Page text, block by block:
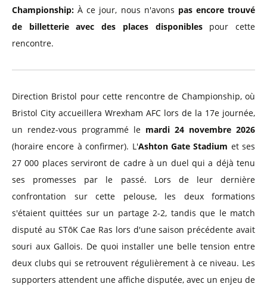
Championship: À ce jour, nous n'avons pas encore trouvé
de billetterie avec des places disponiblespour cette
rencontre.
Direction Bristol pour cette rencontre de Championship, où
Bristol City accueillera Wrexham AFC lors de la 17e journée,
un rendez-vous programmé le mardi 24 novembre 2026
(horaire encore à confirmer). L'Ashton Gate Stadium et ses
27 000 places serviront de cadre à un duel qui a déjà tenu
ses promesses par le passé. Lors de leur dernière
confrontation sur cette pelouse, les deux formations
s'étaient quittées sur un partage 2-2, tandis que le match
disputé au STōK Cae Ras lors d'une saison précédente avait
souri aux Gallois. De quoi installer une belle tension entre
deux clubs qui se retrouvent régulièrement à ce niveau. Les
supporters attendent une affiche disputée, avec un enjeu de